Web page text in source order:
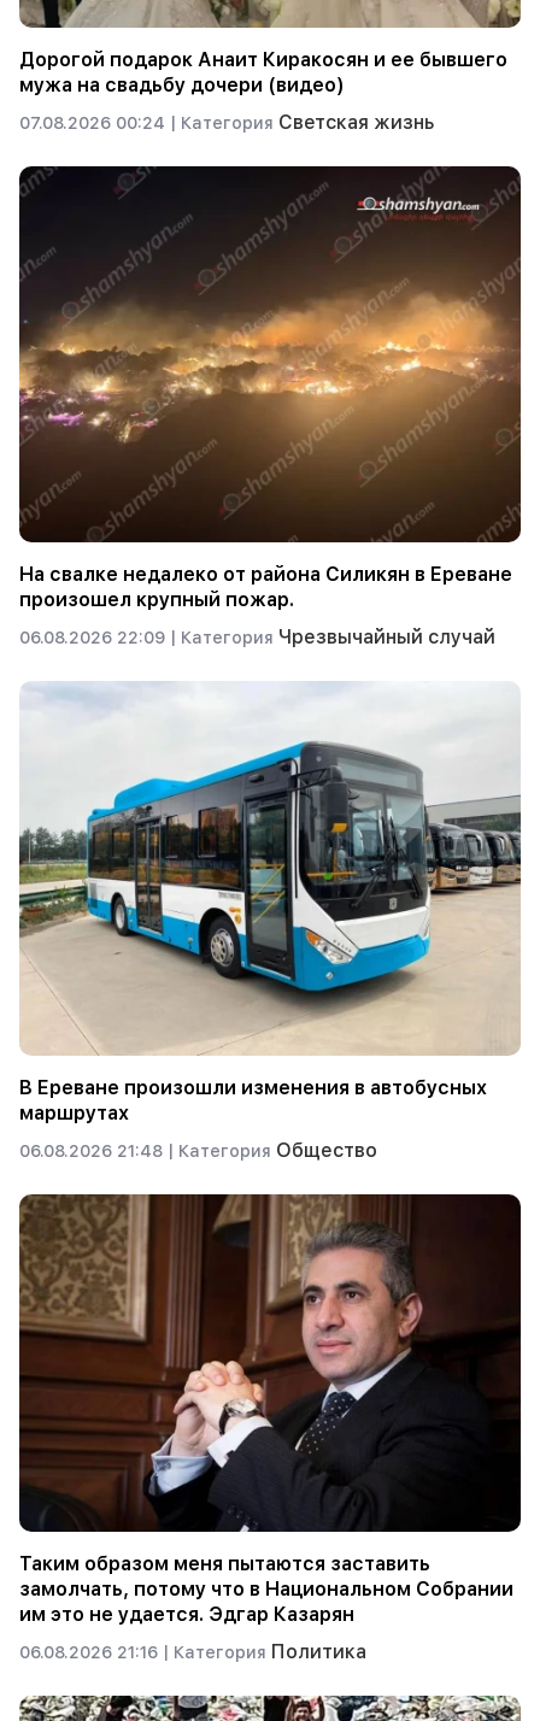
Дорогой подарок Анаит Киракосян и ее бывшего
мужа на свадьбу дочери (видео)
07.08.2026 00:24 | Категория Светская жизнь
На свалке недалеко от района Силикян в Ереване
произошел крупный пожар.
06.08.2026 22:09 | Категория Чрезвычайный случай
В Ереване произошли изменения в автобусных
маршрутах
06.08.2026 21:48 | Категория Общество
Таким образом меня пытаются заставить
замолчать, потому что в Национальном Собрании
им это не удается. Эдгар Казарян
06.08.2026 21:16 | Категория Политика